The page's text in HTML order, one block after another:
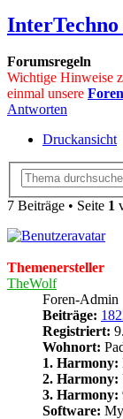
Forumsregeln
Wichtige Hinweise
einmal unsere
Antworten
Druckansicht
7 Beiträge • Seite 1
Themenersteller
TheWolf
Foren-Admin
Beiträge:
Registriert:
Wohnort:
1. Harmony:
2. Harmony:
3. Harmony:
Software: